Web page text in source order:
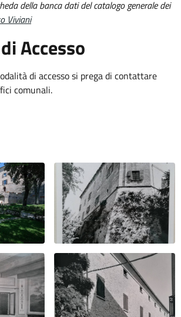
della banca dati del catalogo generale dei
Viviani
Accesso
di accesso si prega di contattare
comunali.